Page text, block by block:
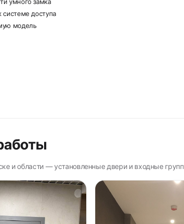
доступа
модель
и области — установленные двери и входные